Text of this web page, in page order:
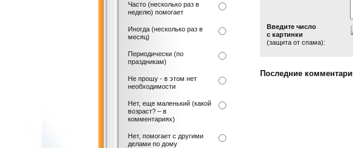
Введите число
с картинки
(защита от спама):
Последние
Часто (несколько раз в
неделю) помогает
Иногда (несколько раз в
месяц)
Периодически (по
праздникам)
Не прошу - в этом нет
необходимости
Нет, еще маленький (какой
возраст? – в
комментариях)
Нет, помогает с другими
делами по дому